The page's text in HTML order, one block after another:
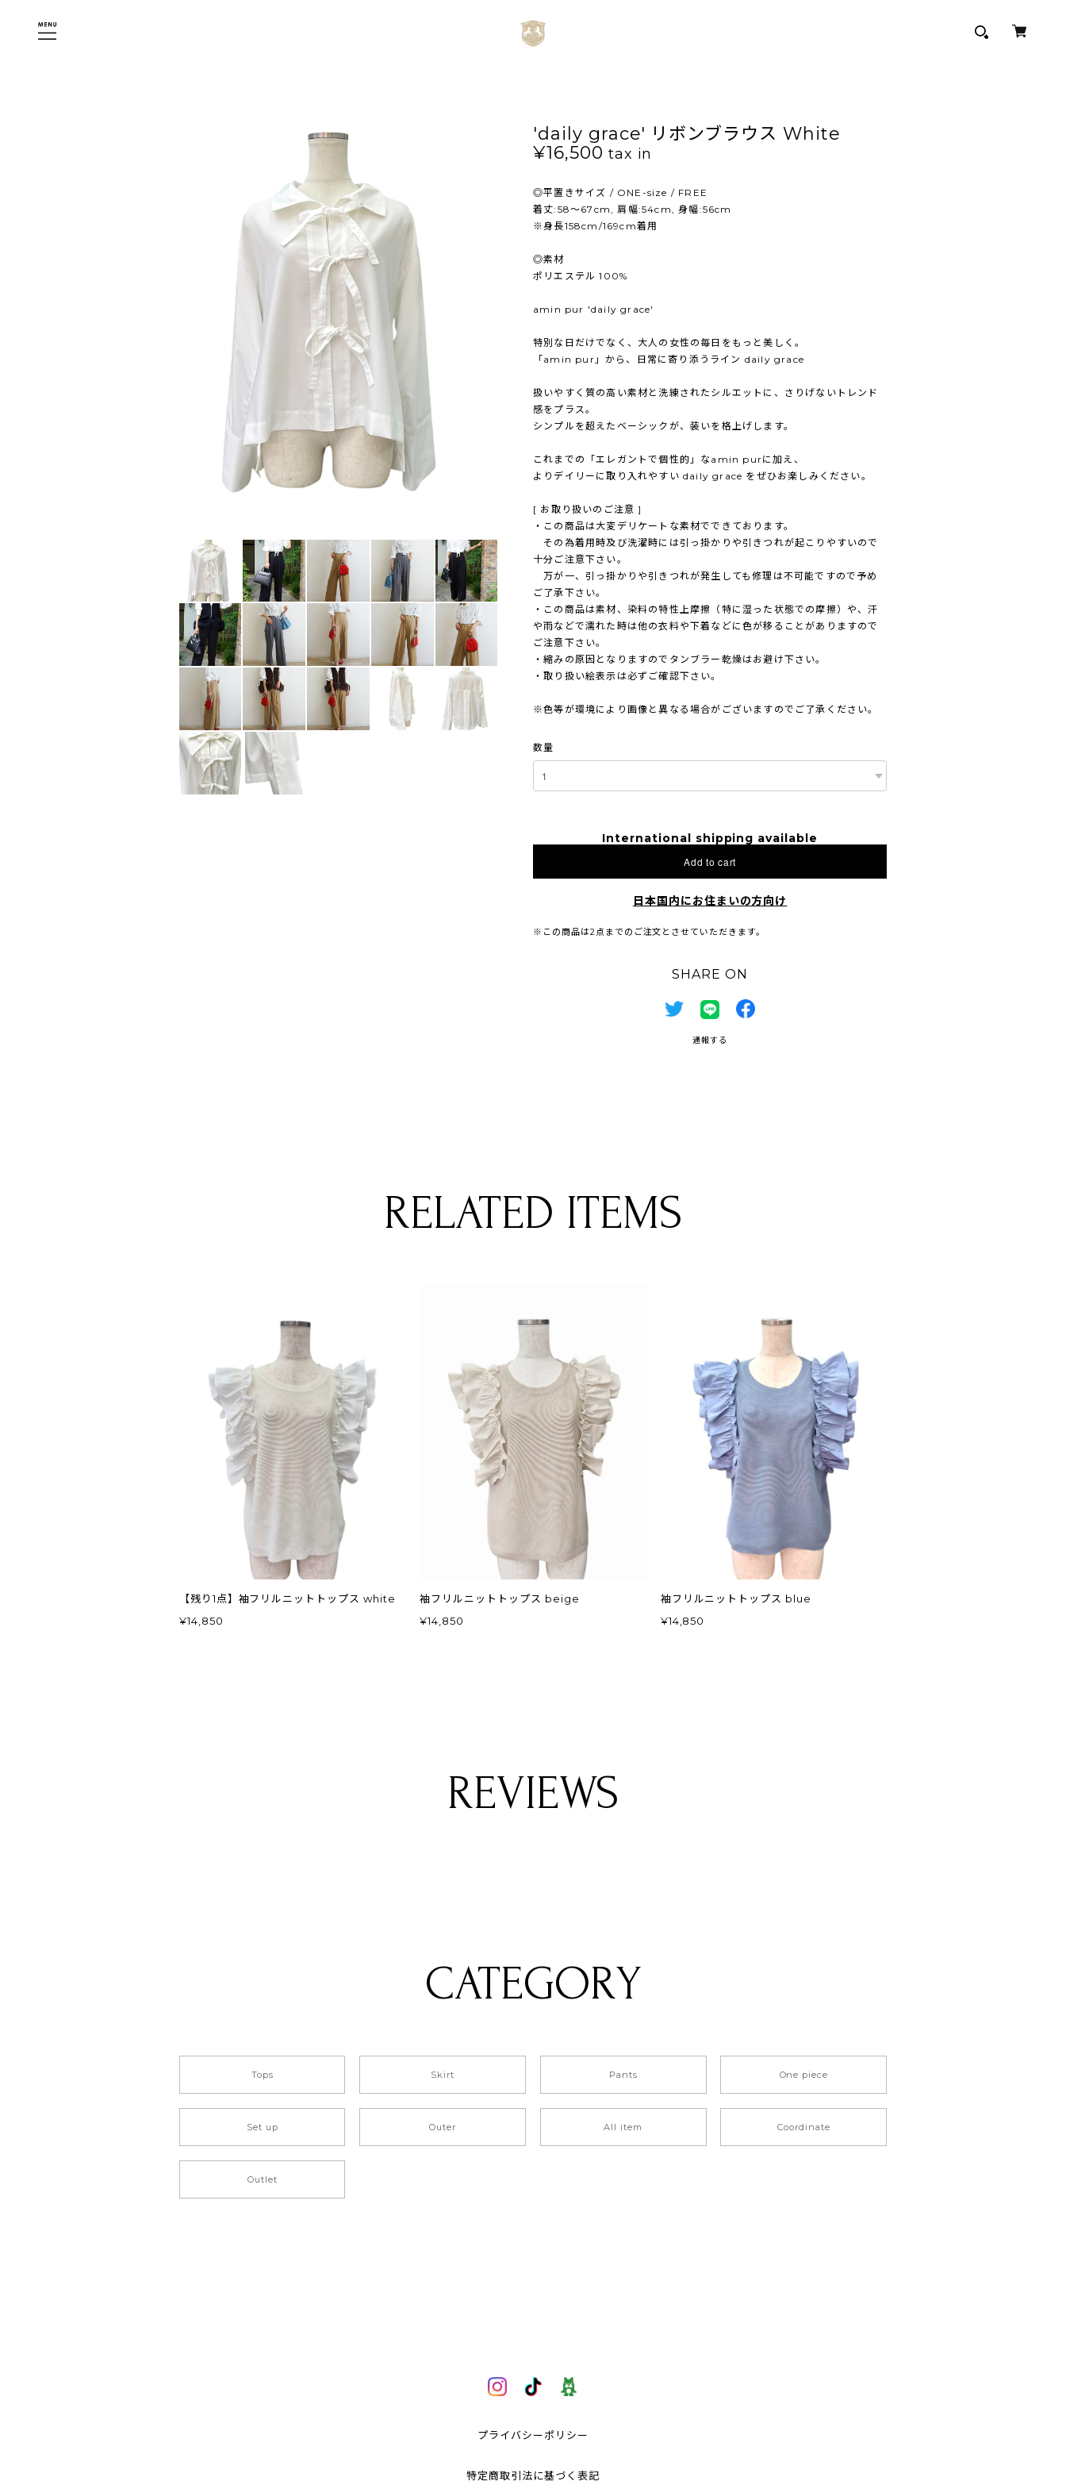
'daily grace' リボンブラウス White
¥16,500 tax in
◎平置きサイズ / ONE-size / FREE
着丈:58～67cm, 肩幅:54cm, 身幅:56cm
※身長158cm/169cm着用
◎素材
ポリエステル 100%
amin pur 'daily grace'
特別な日だけでなく、大人の女性の毎日をもっと美しく。
「amin pur」から、日常に寄り添うライン daily grace
扱いやすく質の高い素材と洗練されたシルエットに、さりげないトレンド
感をプラス。
シンプルを超えたベーシックが、装いを格上げします。
これまでの「エレガントで個性的」なamin purに加え、
よりデイリーに取り入れやすい daily grace をぜひお楽しみください。
[ お取り扱いのご注意 ]
・この商品は大変デリケートな素材でできております。
その為着用時及び洗濯時には引っ掛かりや引きつれが起こりやすいので
十分ご注意下さい。
万が一、引っ掛かりや引きつれが発生しても修理は不可能ですので予め
ご了承下さい。
・この商品は素材、染料の特性上摩擦（特に湿った状態での摩擦）や、汗
や雨などで濡れた時は他の衣料や下着などに色が移ることがありますので
ご注意下さい。
・縮みの原因となりますのでタンブラー乾燥はお避け下さい。
・取り扱い絵表示は必ずご確認下さい。
※色等が環境により画像と異なる場合がございますのでご了承ください。
数量
International shipping available
Add to cart
日本国内にお住まいの方向け
※この商品は2点までのご注文とさせていただきます。
SHARE ON
通報する
RELATED ITEMS
【残り1点】袖フリルニットトップス white
¥14,850
袖フリルニットトップス beige
¥14,850
袖フリルニットトップス blue
¥14,850
REVIEWS
CATEGORY
Tops Skirt Pants One piece
Set up Outer All item Coordinate
Outlet
プライバシーポリシー
特定商取引法に基づく表記